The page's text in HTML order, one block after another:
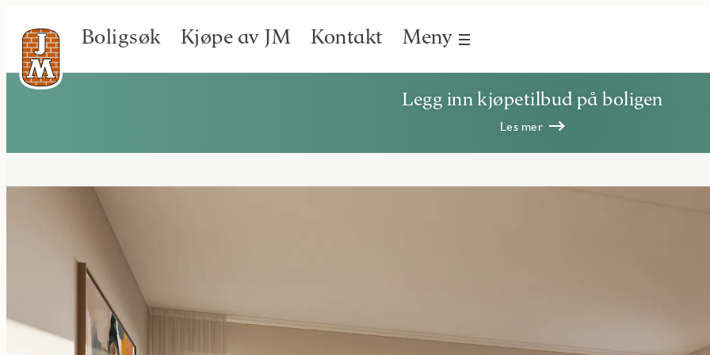
Boligsøk Kjøpe av JM Kontakt Meny
Legg inn kjøpetilbud på boligen
Les mer